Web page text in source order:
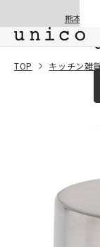
熊本地
TOP キッチン雑